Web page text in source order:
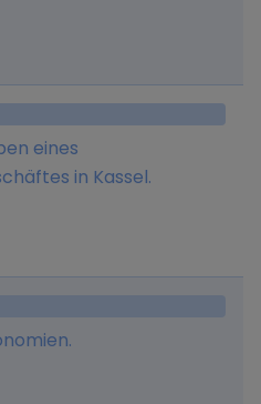
Erbringung
die mit diesem
Betrieb einer
Halten und
eines
in Kassel.